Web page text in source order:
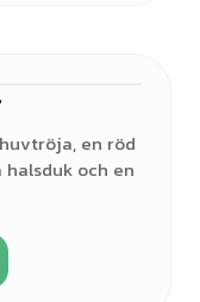
en röd
och en